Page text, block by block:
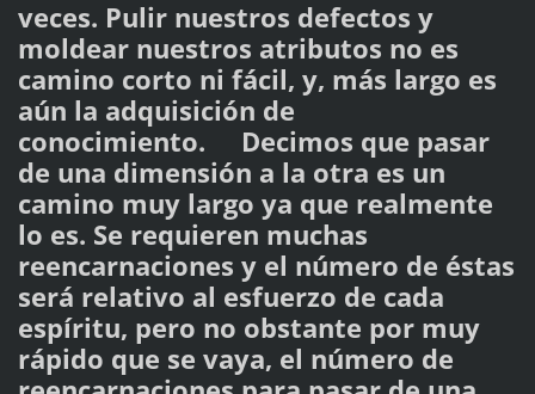
veces. Pulir nuestros defectos y
moldear nuestros atributos no es
camino corto ni fácil, y, más largo es
aún la adquisición de
conocimiento. Decimos que pasar
de una dimensión a la otra es un
camino muy largo ya que realmente
lo es. Se requieren muchas
reencarnaciones y el número de éstas
será relativo al esfuerzo de cada
espíritu, pero no obstante por muy
rápido que se vaya, el número de